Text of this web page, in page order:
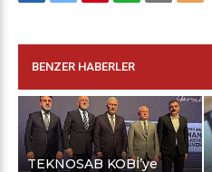
BENZER HABERLER
TEKNOSAB KOBİ’ye